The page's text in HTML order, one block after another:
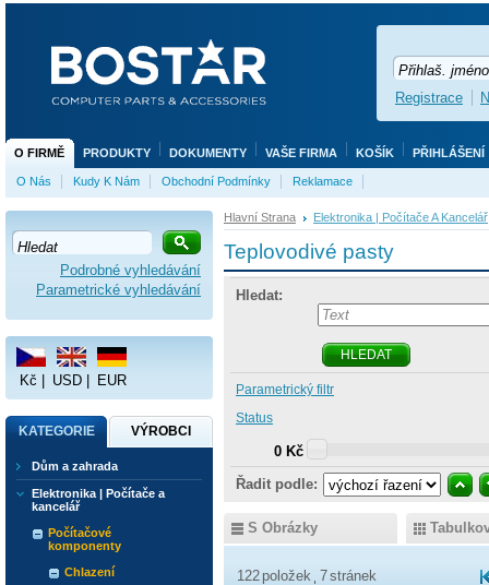
Hlavní Strana Elektronika | Počítače A Kancelář
Teplovodivé pasty
Hledat:
HLEDAT
Parametrický filtr
Status
0 Kč
Řadit podle:
S Obrázky
122 položek 7stránek
Podrobné vyhledávání
Parametrické vyhledávání
Kč USD EUR
KATEGORIE VÝROBCI
Dům a zahrada
Elektronika | Počítače a
kancelář
Počítačové
komponenty
Chlazení
O FIRMĚ PRODUKTY DOKUMENTY VAŠE FIRMA KOŠÍK PŘIHLÁŠENÍ
O Nás Kudy K Nám Obchodní Podmínky Reklamace
Registrace